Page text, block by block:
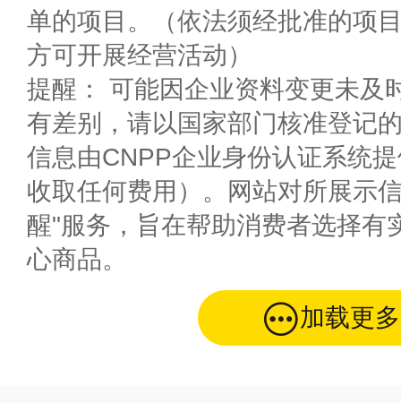
单的项目。（依法须经批准的项
方可开展经营活动）
提醒： 可能因企业资料变更未及
有差别，请以国家部门核准登记
信息由CNPP企业身份认证系统
收取任何费用）。网站对所展示
醒"服务，旨在帮助消费者选择有
心商品。
加载更多